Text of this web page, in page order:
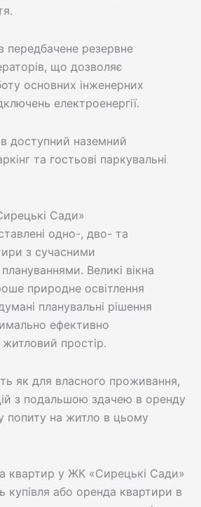
передбачене резервне
що дозволяє
основних інженерних
електроенергії.
доступний наземний
та гостьові паркувальні
Сади»
одно-, дво- та
з сучасними
Великі вікна
природне освітлення
планувальні рішення
ефективно
простір.
як для власного проживання,
з подальшою здачею в оренду
попиту на житло в цьому
квартир у ЖК «Сирецькі Сади»
купівля або оренда квартири в